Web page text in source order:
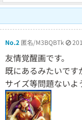
No.2 匿名/M3BQBTk
友情覚醒画です。
既にあるみたいです
サイズ等問題ない